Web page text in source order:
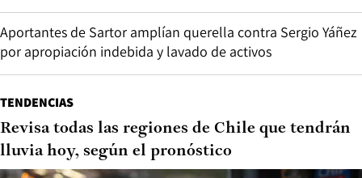
Aportantes de Sartor amplían querella contra Sergio Yáñez
por apropiación indebida y lavado de activos
TENDENCIAS
Revisa todas las regiones de Chile que tendrán
lluvia hoy, según el pronóstico